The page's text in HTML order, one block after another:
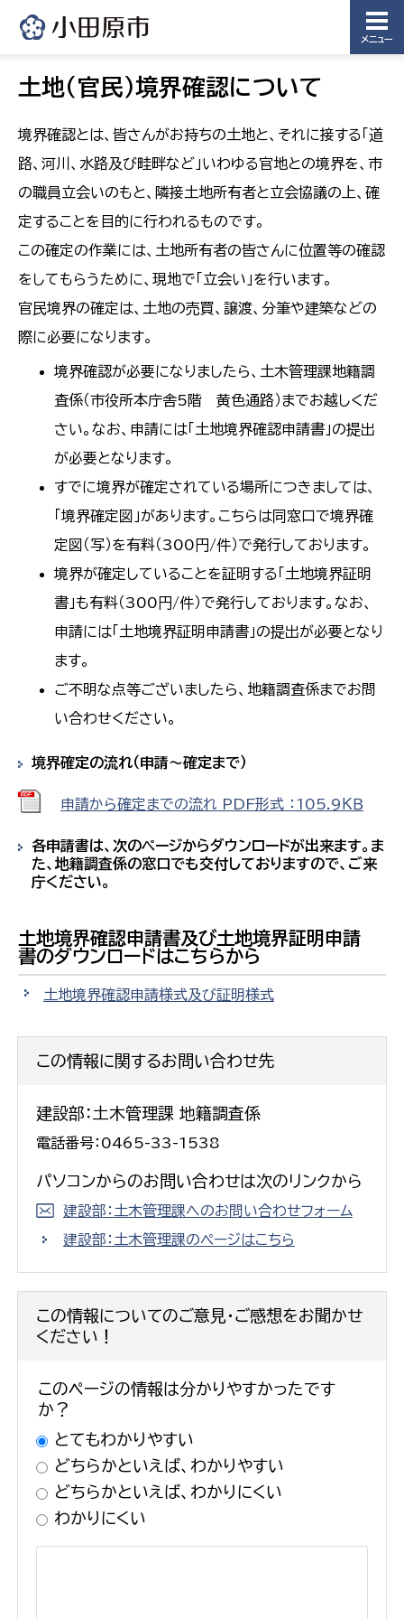
メニュー
土地（官民）境界確認について
境界確認とは、皆さんがお持ちの土地と、それに接する「道
路、河川、水路及び畦畔など」いわゆる官地との境界を、市
の職員立会いのもと、隣接土地所有者と立会協議の上、確
定することを目的に行われるものです。
この確定の作業には、土地所有者の皆さんに位置等の確認
をしてもらうために、現地で「立会い」を行います。
官民境界の確定は、土地の売買、譲渡、分筆や建築などの
際に必要になります。
境界確認が必要になりましたら、土木管理課地籍調
査係（市役所本庁舎5階 黄色通路）までお越しくだ
さい。なお、申請には「土地境界確認申請書」の提出
が必要となります。
すでに境界が確定されている場所につきましては、
「境界確定図」があります。こちらは同窓口で境界確
定図（写）を有料（300円/件）で発行しております。
境界が確定していることを証明する「土地境界証明
書」も有料（300円/件）で発行しております。なお、
申請には「土地境界証明申請書」の提出が必要となり
ます。
ご不明な点等ございましたら、地籍調査係までお問
い合わせください。
境界確定の流れ（申請～確定まで）
申請から確定までの流れ PDF形式 ：105.9ＫＢ
各申請書は、次のページからダウンロードが出来ます。ま
た、地籍調査係の窓口でも交付しておりますので、ご来
庁ください。
土地境界確認申請書及び土地境界証明申請
書のダウンロードはこちらから
土地境界確認申請様式及び証明様式
この情報に関するお問い合わせ先
建設部：土木管理課 地籍調査係
電話番号：0465-33-1538
パソコンからのお問い合わせは次のリンクから
建設部：土木管理課へのお問い合わせフォーム
建設部：土木管理課のページはこちら
この情報についてのご意見・ご感想をお聞かせ
ください！
このページの情報は分かりやすかったです
か？
とてもわかりやすい
どちらかといえば、わかりやすい
どちらかといえば、わかりにくい
わかりにくい